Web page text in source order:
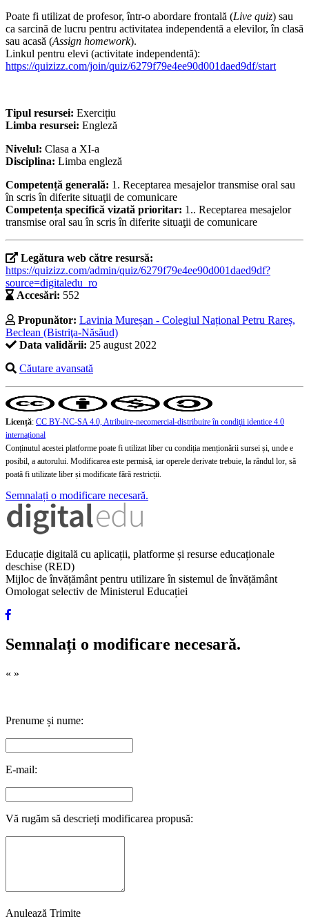
Poate fi utilizat de profesor, într-o abordare frontală (Live quiz) sau
ca sarcină de lucru pentru activitatea independentă a elevilor, în clasă
sau acasă (Assign homework).
Linkul pentru elevi (activitate independentă):
https://quizizz.com/join/quiz/6279f79e4ee90d001daed9df/start
Tipul resursei: Exercițiu
Limba resursei: Engleză
Nivelul: Clasa a XI-a
Disciplina: Limba engleză
Competență generală: 1. Receptarea mesajelor transmise oral sau
în scris în diferite situaţii de comunicare
Competența specifică vizată prioritar: 1.. Receptarea mesajelor
transmise oral sau în scris în diferite situaţii de comunicare
Legătura web către resursă:
https://quizizz.com/admin/quiz/6279f79e4ee90d001daed9df?
source=digitaledu_ro
Accesări: 552
Propunător: Lavinia Mureșan - Colegiul Național Petru Rareș,
Beclean (Bistriţa-Năsăud)
Data validării: 25 august 2022
Căutare avansată
Licență: CC BY-NC-SA 4.0, Atribuire-necomercial-distribuire în condiţii identice 4.0
internațional
Conținutul acestei platforme poate fi utilizat liber cu condiția menționării sursei și, unde e
posibil, a autorului. Modificarea este permisă, iar operele derivate trebuie, la rândul lor, să
poată fi utilizate liber și modificate fără restricții.
Semnalați o modificare necesară.
Educație digitală cu aplicații, platforme și resurse educaționale
deschise (RED)
Mijloc de învățământ pentru utilizare în sistemul de învățământ
Omologat selectiv de Ministerul Educației
Semnalați o modificare necesară.
« »
Prenume și nume:
E-mail:
Vă rugăm să descrieți modificarea propusă:
Anulează Trimite